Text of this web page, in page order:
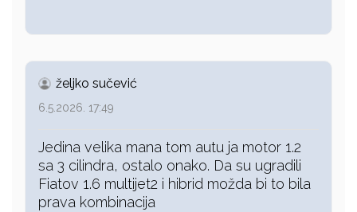
željko sučević
6.5.2026. 17:49
Jedina velika mana tom autu ja motor 1.2
sa 3 cilindra, ostalo onako. Da su ugradili
Fiatov 1.6 multijet2 i hibrid možda bi to bila
prava kombinacija